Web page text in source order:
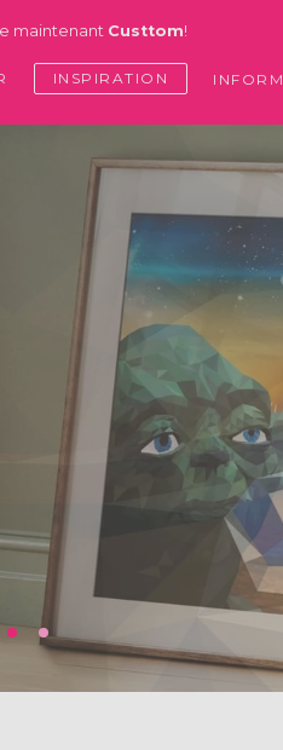
maintenant Custtom!
INSPIRATION